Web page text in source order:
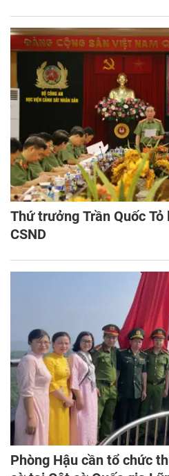
Thứ trưởng Trần Quốc
CSND
Phòng Hậu cần tổ chức